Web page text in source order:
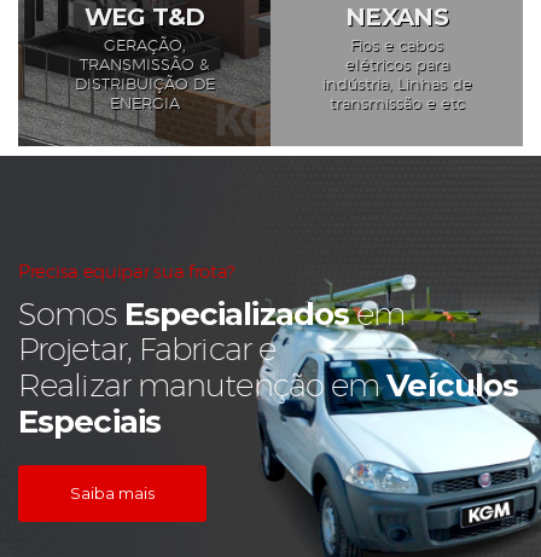
WEG T&D
GERAÇÃO,
TRANSMISSÃO &
DISTRIBUIÇÃO DE
ENERGIA
NEXANS
Fios e cabos
elétricos para
indústria, Linhas de
transmissão e etc
Precisa equipar sua frota?
Somos Especializadosem
Projetar, Fabricar e
Realizar manutenção emVeículos
Especiais
Saiba mais